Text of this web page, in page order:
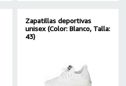
Zapatillas deportivas
unisex (Color: Blanco, Talla:
43)